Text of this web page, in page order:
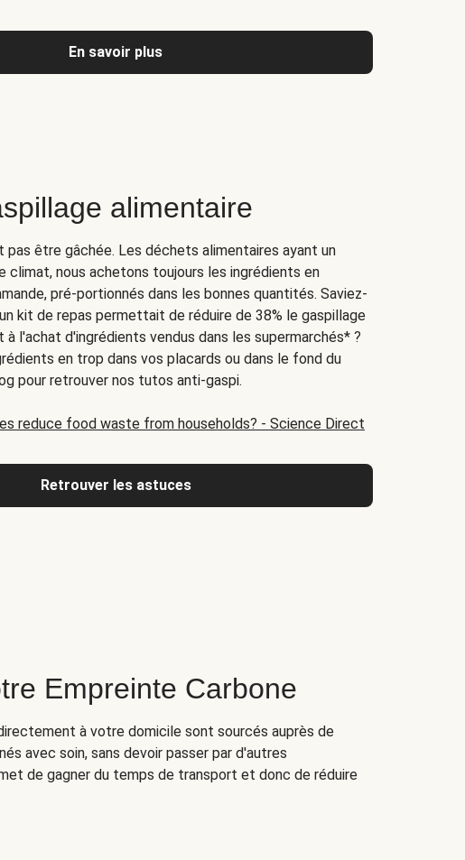
En savoir plus
alimentaire
pas être gâchée. Les déchets alimentaires ayant un
climat, nous achetons toujours les ingrédients en
pré-portionnés dans les bonnes quantités. Saviez-
kit de repas permettait de réduire de 38% le gaspillage
à l'achat d'ingrédients vendus dans les supermarchés* ?
en trop dans vos placards ou dans le fond du
pour retrouver nos tutos anti-gaspi.
reduce food waste from households? - Science Direct
Retrouver les astuces
Empreinte Carbone
à votre domicile sont sourcés auprès de
avec soin, sans devoir passer par d'autres
de gagner du temps de transport et donc de réduire